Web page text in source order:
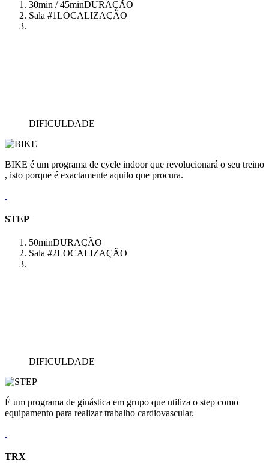
30min / 45minDURAÇÃO
Sala #1LOCALIZAÇÃO
DIFICULDADE
BIKE é um programa de cycle indoor que revolucionará o seu treino
, isto porque é exactamente aquilo que procura.
STEP
50minDURAÇÃO
Sala #2LOCALIZAÇÃO
DIFICULDADE
É um programa de ginástica em grupo que utiliza o step como
equipamento para realizar trabalho cardiovascular.
TRX